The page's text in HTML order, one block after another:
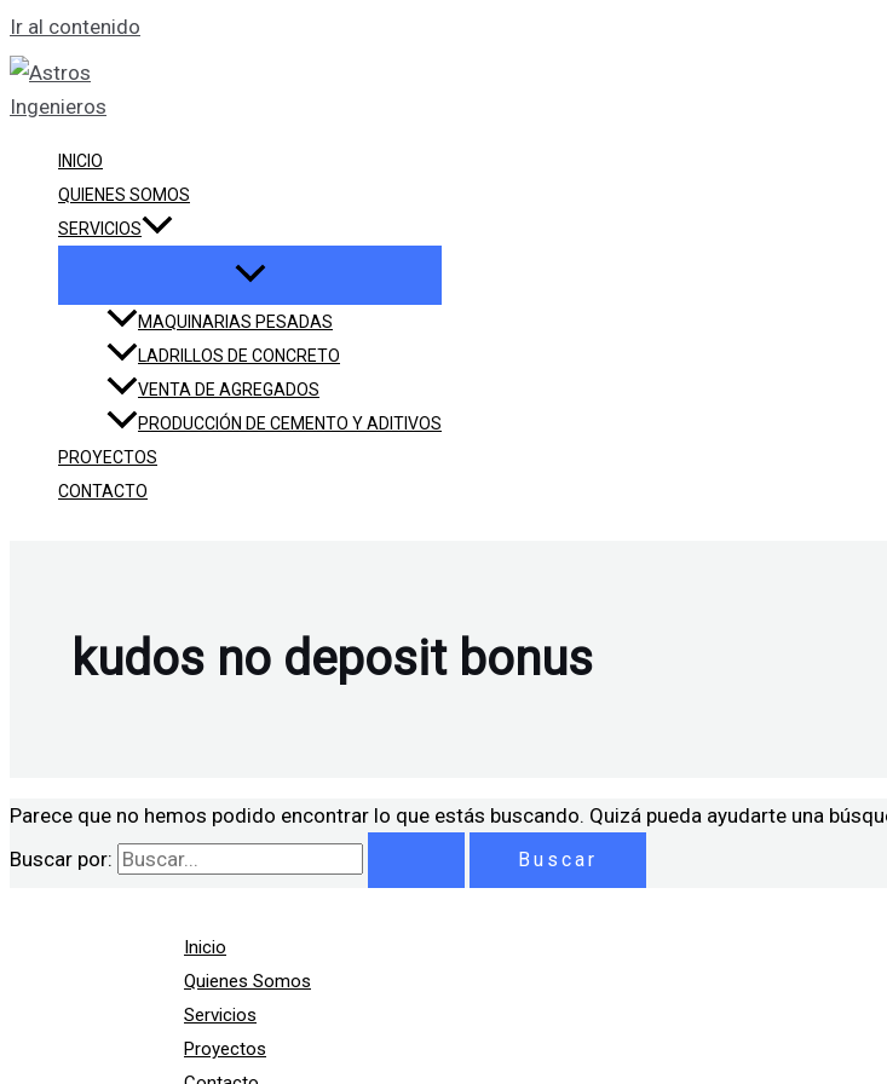
Ir al contenido
INICIO
QUIENES SOMOS
SERVICIOS
MAQUINARIAS PESADAS
LADRILLOS DE CONCRETO
VENTA DE AGREGADOS
PRODUCCIÓN DE CEMENTO Y ADITIVOS
PROYECTOS
CONTACTO
kudos no deposit bonus
Parece que no hemos podido encontrar lo que estás buscando. Quizá pueda ayudarte una
Buscar por:
Inicio
Quienes Somos
Servicios
Proyectos